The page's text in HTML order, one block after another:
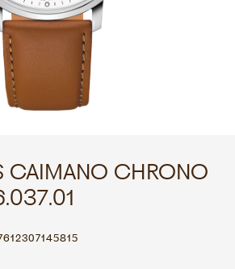
WHATSAPP
9:00–18:00 +420 775 138 346
CAIMANO CHRONO